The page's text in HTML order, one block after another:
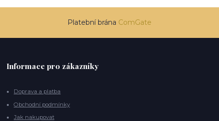
Platební brána ComGate
Informace pro zákazníky
Doprava a platba
Obchodní podmínky
Jak nakupovat